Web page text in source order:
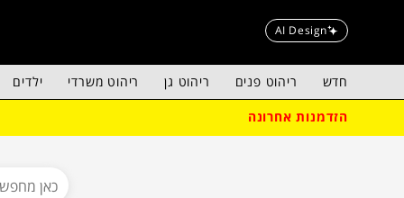
AI Design
חדש ריהוט פנים ריהוט גן ריהוט משרדי ילדים
הזדמנות אחרונה